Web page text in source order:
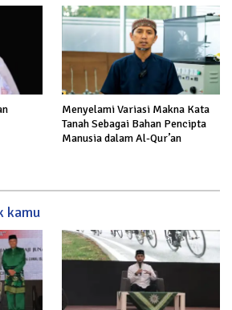
Menyelami Variasi Makna Kata
Tanah Sebagai Bahan Pencipta
Manusia dalam Al-Qur’an
kamu